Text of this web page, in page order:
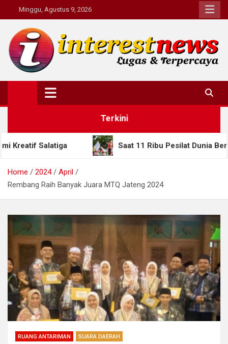
to
content
Minggu, Agustus 9, 2026
Interestnews.or.id
Terkini
Saat 11 Ribu Pesilat Dunia Berkumpul di
Home 2024
April
Rembang Raih Banyak Juara MTQ Jateng 2024
RUANG ANTARIMAN SUARA DAERAH